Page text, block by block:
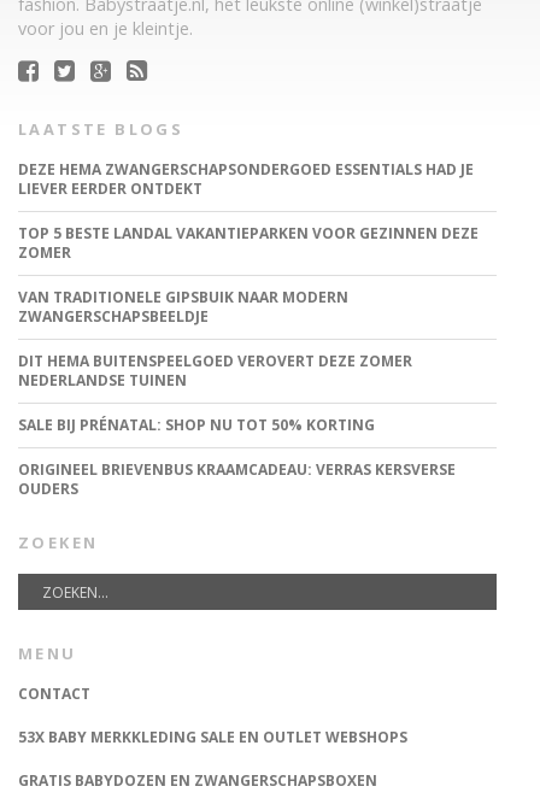
voor jou en je kleintje.
LAATSTE BLOGS
DEZE HEMA ZWANGERSCHAPSONDERGOED ESSENTIALS HAD JE
LIEVER EERDER ONTDEKT
TOP 5 BESTE LANDAL VAKANTIEPARKEN VOOR GEZINNEN DEZE
ZOMER
VAN TRADITIONELE GIPSBUIK NAAR MODERN
ZWANGERSCHAPSBEELDJE
DIT HEMA BUITENSPEELGOED VEROVERT DEZE ZOMER
NEDERLANDSE TUINEN
SALE BIJ PRÉNATAL: SHOP NU TOT 50% KORTING
ORIGINEEL BRIEVENBUS KRAAMCADEAU: VERRAS KERSVERSE
OUDERS
ZOEKEN
MENU
CONTACT
53X BABY MERKKLEDING SALE EN OUTLET WEBSHOPS
GRATIS BABYDOZEN EN ZWANGERSCHAPSBOXEN